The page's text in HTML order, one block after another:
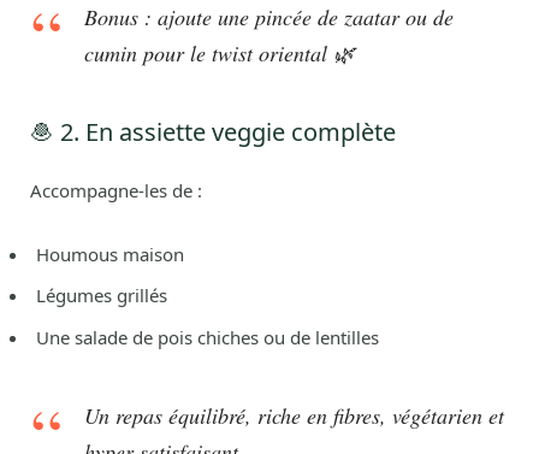
Bonus : ajoute une pincée de zaatar ou de
cumin pour le twist oriental 🌿
🧆 2. En assiette veggie complète
Accompagne-les de :
Houmous maison
Légumes grillés
Une salade de pois chiches ou de lentilles
Un repas équilibré, riche en fibres, végétarien et